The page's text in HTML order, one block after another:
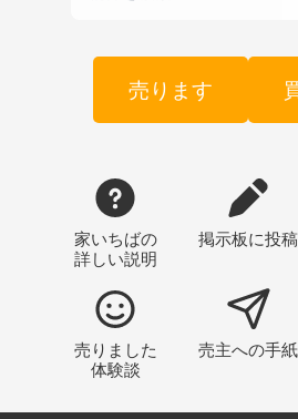
売ります
家いちばの
詳しい説明
掲示板に投稿
売りました
体験談
売主への手紙